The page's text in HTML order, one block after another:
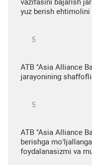
vazifasini bajarish
yuz berish ehtimolini
ATB "Asia Alliance
jarayonining
ATB "Asia Alliance
berishga
foydalanasizmi va